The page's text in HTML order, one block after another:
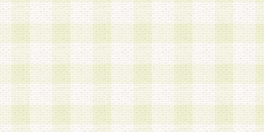
5.当社は、必要と認めた場合、会員に対して、電
手段により登録情報の対象者が会員登録者本人で
の内容が正確であること、アンケートの回答内容
うことができるものとます。
6.会員は、会員登録後当社が定期的に行う登録情
して、当社指定の期間内に更新手続きを行うもの
該期間内に更新手続きを行わない場合、その時点
発行したポイントは失効されるものとします。